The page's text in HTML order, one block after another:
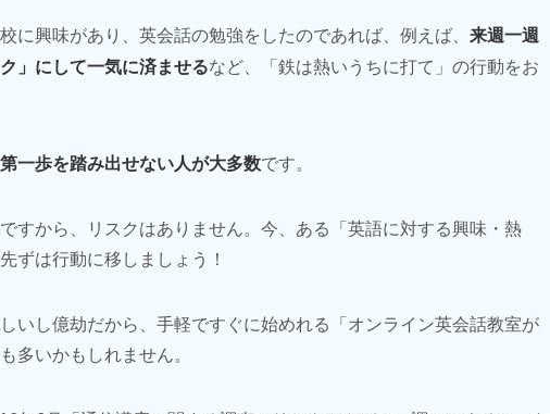
に興味があり、英会話の勉強をしたのであれば、例えば、 来週一週
」にして一気に済ませるなど、「鉄は熱いうちに打て」の行動をお
一歩を踏み出せない人が大多数です。
すから、リスクはありません。今、ある「英語に対する興味・熱
ずは行動に移しましょう！
いし億劫だから、手軽ですぐに始めれる「オンライン英会話教室が
多いかもしれません。